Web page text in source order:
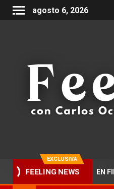
agosto 6, 2026
EXCLUSIVA
FEELING NEWS
“DOCTORADO EN FIESTA”